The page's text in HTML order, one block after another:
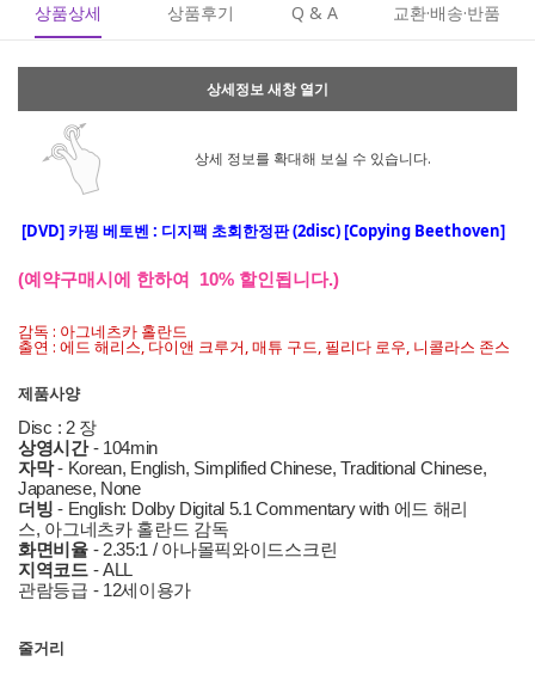
상품상세 상품후기 Q & A 교환·배송·반품
상세정보 새창 열기
상세 정보를 확대해 보실 수 있습니다.
[DVD]카핑 베토벤 : 디지팩 초회한정판 (2disc) [Copying Beethoven]
(예약구매시에 한하여 10% 할인됩니다.)
감독 : 아그네츠카 홀란드
출연 : 에드 해리스, 다이앤 크루거, 매튜 구드, 필리다 로우, 니콜라스 존스
제품사양
Disc : 2 장
상영시간- 104min
자막- Korean, English, Simplified Chinese, Traditional Chinese,
Japanese, None
더빙 - English: Dolby Digital 5.1 Commentary with 에드 해리
스, 아그네츠카 홀란드 감독
화면비율- 2.35:1 / 아나몰픽와이드스크린
지역코드- ALL
관람등급 - 12세이용가
줄거리